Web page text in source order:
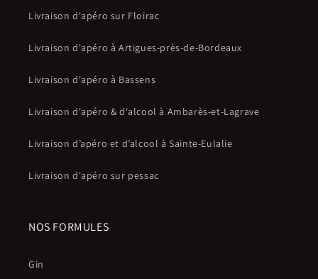
Livraison d'apéro sur Floirac
Livraison d'apéro à Artigues-près-de-Bordeaux
Livraison d'apéro à Bassens
Livraison d'apéro & d'alcool à Ambarès-et-Lagrave
Livraison d’apéro et d’alcool à Sainte-Eulalie
Livraison d'apéro sur pessac
NOS FORMULES
Gin